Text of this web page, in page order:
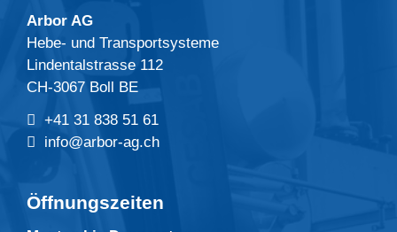
Arbor AG
Hebe- und Transportsysteme
Lindentalstrasse 112
CH-3067 Boll BE
+41 31 838 51 61
info@arbor-ag.ch
Öffnungszeiten